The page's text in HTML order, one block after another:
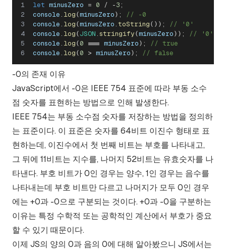
let minusZero = 0 / - 3 ;
console log (minusZero ) ;
// -0
console log (minusZero toString ( ) ) ;
// '0'
console log ( JSON stringify (minusZero ) ) ;
// '0'
console log (0 === minusZero ) ;
// true
console log (0 > minusZero ) ; // false
-0의 존재 이유
JavaScript에서 -0은 IEEE 754 표준에 따라 부동 소수
점 숫자를 표현하는 방법으로 인해 발생한다.
IEEE 754는 부동 소수점 숫자를 저장하는 방법을 정의하
는 표준이다. 이 표준은 숫자를 64비트 이진수 형태로 표
현하는데, 이진수에서 첫 번째 비트는 부호를 나타내고,
그 뒤에 11비트는 지수를, 나머지 52비트는 유효숫자를 나
타낸다. 부호 비트가 0인 경우는 양수, 1인 경우는 음수를
나타내는데 부호 비트만 다르고 나머지가 모두 0인 경우
에는 +0과 -0으로 구분되는 것이다. +0과 -0을 구분하는
이유는 특정 수학적 또는 공학적인 계산에서 부호가 중요
할 수 있기 때문이다.
이제 JS의 양의 0과 음의 0에 대해 알아봤으니 JS에서는